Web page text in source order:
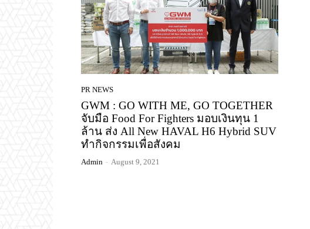
PR NEWS
GWM : GO WITH ME, GO TOGETHER
จับมือ Food For Fighters มอบเงินทุน 1
ล้าน ส่ง All New HAVAL H6 Hybrid SUV
ทำกิจกรรมเพื่อสังคม
Admin - August 9, 2021